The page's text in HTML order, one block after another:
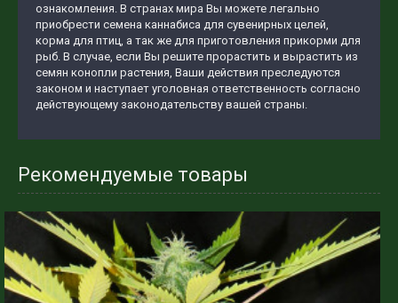
ознакомления. В странах мира Вы можете легально
приобрести семена каннабиса для сувенирных целей,
корма для птиц, а так же для приготовления прикорми для
рыб. В случае, если Вы решите прорастить и вырастить из
семян конопли растения, Ваши действия преследуются
законом и наступает уголовная ответственность согласно
действующему законодательству вашей страны.
Рекомендуемые товары